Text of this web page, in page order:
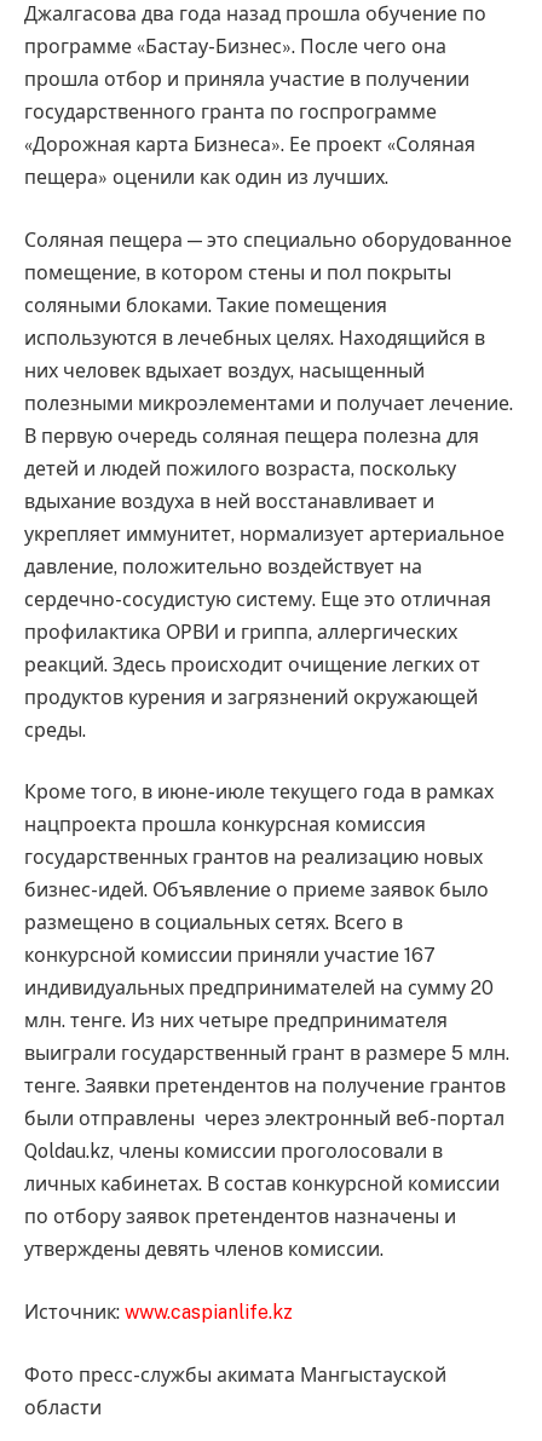
Джалгасова два года назад прошла обучение по
программе «Бастау-Бизнес». После чего она
прошла отбор и приняла участие в получении
государственного гранта по госпрограмме
«Дорожная карта Бизнеса». Ее проект «Соляная
пещера» оценили как один из лучших.
Соляная пещера — это специально оборудованное
помещение, в котором стены и пол покрыты
соляными блоками. Такие помещения
используются в лечебных целях. Находящийся в
них человек вдыхает воздух, насыщенный
полезными микроэлементами и получает лечение.
В первую очередь соляная пещера полезна для
детей и людей пожилого возраста, поскольку
вдыхание воздуха в ней восстанавливает и
укрепляет иммунитет, нормализует артериальное
давление, положительно воздействует на
сердечно-сосудистую систему. Еще это отличная
профилактика ОРВИ и гриппа, аллергических
реакций. Здесь происходит очищение легких от
продуктов курения и загрязнений окружающей
среды.
Кроме того, в июне-июле текущего года в рамках
нацпроекта прошла конкурсная комиссия
государственных грантов на реализацию новых
бизнес-идей. Объявление о приеме заявок было
размещено в социальных сетях. Всего в
конкурсной комиссии приняли участие 167
индивидуальных предпринимателей на сумму 20
млн. тенге. Из них четыре предпринимателя
выиграли государственный грант в размере 5 млн.
тенге. Заявки претендентов на получение грантов
были отправлены через электронный веб-портал
Qoldau.kz, члены комиссии проголосовали в
личных кабинетах. В состав конкурсной комиссии
по отбору заявок претендентов назначены и
утверждены девять членов комиссии.
Источник: www.caspianlife.kz
Фото пресс-службы акимата Мангыстауской
области